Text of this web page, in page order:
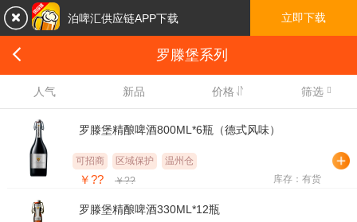
 罗滕堡系列
人气 新品 价格 筛选
罗滕堡精酿啤酒800ML*6瓶（德式风味）
可招商 区域保护 温州仓
￥?? ￥?? 库存：有货
罗滕堡精酿啤酒330ML*12瓶
 泊啤汇供应链APP下载 立即下载